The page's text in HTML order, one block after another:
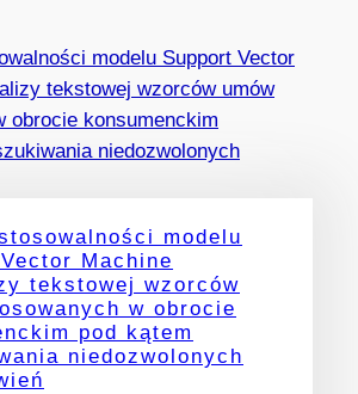
modelu
Machine
tekstowej wzorców
w obrocie
pod kątem
niedozwolonych